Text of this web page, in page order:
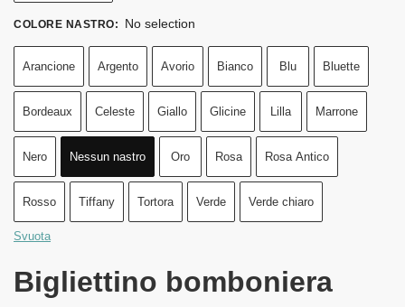
COLORE NASTRO: No selection
Arancione Argento Avorio Bianco Blu Bluette
Bordeaux Celeste Giallo Glicine Lilla Marrone
Nero Nessun nastro Oro Rosa Rosa Antico
Rosso Tiffany Tortora Verde Verde chiaro
Svuota
Bigliettino bomboniera